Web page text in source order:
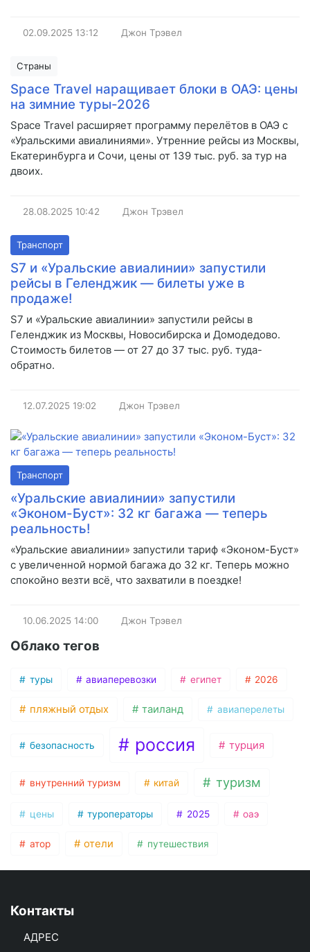
02.09.2025 13:12 Джон Трэвел
Страны
Space Travel наращивает блоки в ОАЭ: цены
на зимние туры-2026
Space Travel расширяет программу перелётов в ОАЭ с
«Уральскими авиалиниями». Утренние рейсы из Москвы,
Екатеринбурга и Сочи, цены от 139 тыс. руб. за тур на
двоих.
28.08.2025 10:42 Джон Трэвел
Транспорт
S7 и «Уральские авиалинии» запустили
рейсы в Геленджик — билеты уже в
продаже!
S7 и «Уральские авиалинии» запустили рейсы в
Геленджик из Москвы, Новосибирска и Домодедово.
Стоимость билетов — от 27 до 37 тыс. руб. туда-
обратно.
12.07.2025 19:02 Джон Трэвел
Транспорт
«Уральские авиалинии» запустили
«Эконом-Буст»: 32 кг багажа — теперь
реальность!
«Уральские авиалинии» запустили тариф «Эконом-Буст»
с увеличенной нормой багажа до 32 кг. Теперь можно
спокойно везти всё, что захватили в поездке!
10.06.2025 14:00 Джон Трэвел
Облако тегов
туры авиаперевозки египет 2026
пляжный отдых таиланд авиаперелеты
безопасность россия турция
внутренний туризм китай туризм
цены туроператоры 2025 оаэ
атор отели путешествия
Контакты
АДРЕС